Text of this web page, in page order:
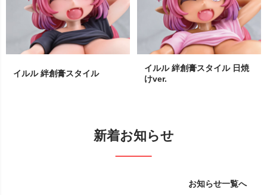
イルル 絆創膏スタイル
イルル 絆創膏スタイル 日焼
けver.
新着お知らせ
お知らせ一覧へ